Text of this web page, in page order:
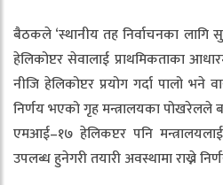
बैठकले ‘स्थानीय तह निर्वाचनका लागि
हेलिकोप्टर सेवालाई प्राथमिकताका
नीजि हेलिकोप्टर प्रयोग गर्दा पालो
निर्णय भएको गृह मन्त्रालयका पोखरेलले
एमआई–१७ हेलिकप्टर पनि
उपलब्ध हुनेगरी तयारी अवस्थामा राख्ने